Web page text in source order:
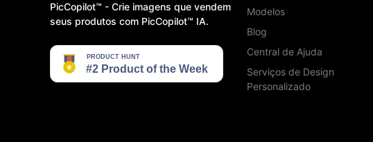
PicCopilot™️ - Crie imagens que vendem
seus produtos com PicCopilot™️ IA.
Modelos
Blog
Central de Ajuda
Serviços de Design
Personalizado